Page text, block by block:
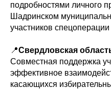
подробностями личного
Шадринском
участников
📍Свердловская
Совместная поддержка
эффективное
касающихся